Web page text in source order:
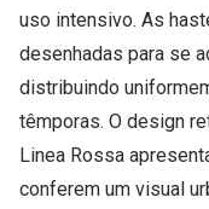
uso intensivo. As
desenhadas para se
distribuindo
têmporas. O design
Linea Rossa
conferem um visual